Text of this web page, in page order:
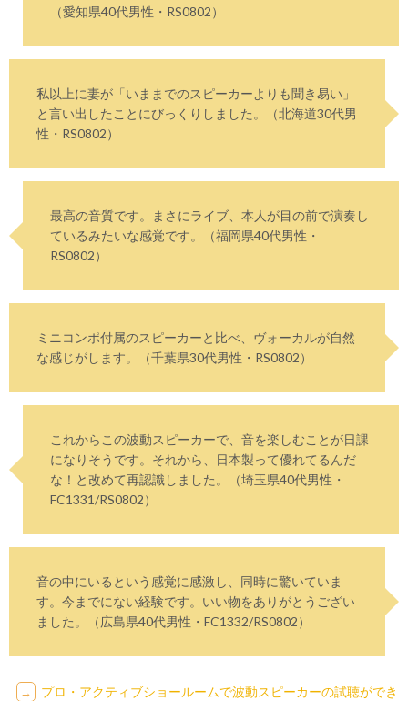
（愛知県40代男性・RS0802）
私以上に妻が「いままでのスピーカーよりも聞き易い」
と言い出したことにびっくりしました。（北海道30代男
性・RS0802）
最高の音質です。まさにライブ、本人が目の前で演奏し
ているみたいな感覚です。（福岡県40代男性・
RS0802）
ミニコンポ付属のスピーカーと比べ、ヴォーカルが自然
な感じがします。（千葉県30代男性・RS0802）
これからこの波動スピーカーで、音を楽しむことが日課
になりそうです。それから、日本製って優れてるんだ
な！と改めて再認識しました。（埼玉県40代男性・
FC1331/RS0802）
音の中にいるという感覚に感激し、同時に驚いていま
す。今までにない経験です。いい物をありがとうござい
ました。（広島県40代男性・FC1332/RS0802）
→ プロ・アクティブショールームで波動スピーカーの試聴ができ